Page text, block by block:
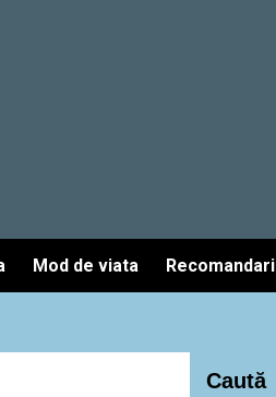
Mod de viata Recomandari
Caută